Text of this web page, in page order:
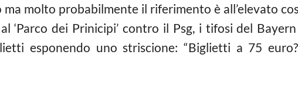
molto probabilmente il riferimento è all’elevato
‘Parco dei Prinicipi’ contro il Psg, i tifosi del
esponendo uno striscione: “Biglietti a 75